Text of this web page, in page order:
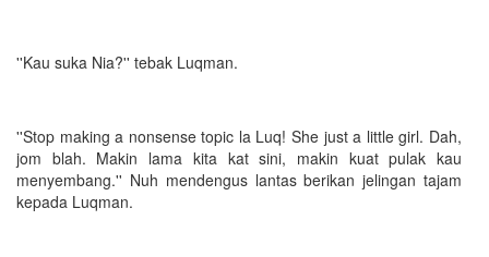
''Kau suka Nia?'' tebak Luqman.
''Stop making a nonsense topic la Luq! She just a little girl. Dah,
jom blah. Makin lama kita kat sini, makin kuat pulak kau
menyembang.'' Nuh mendengus lantas berikan jelingan tajam
kepada Luqman.